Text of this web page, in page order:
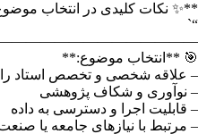
**✨ نکات کلیدی در انتخاب
“`
🎯 **انتخاب موضوع:**
– علاقه شخصی و تخصص استاد
– نوآوری و شکاف پژوهشی
– قابلیت اجرا و دسترسی به داده
– مرتبط با نیازهای جامعه یا